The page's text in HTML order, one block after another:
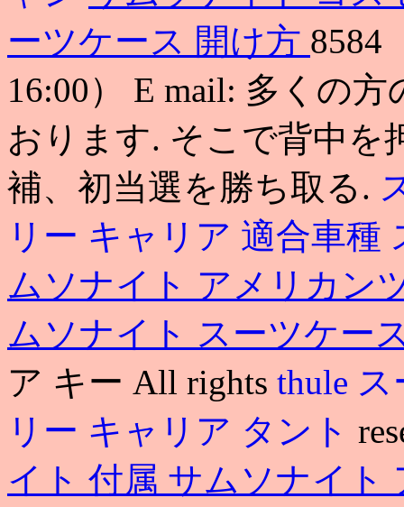
ーツケース 開け方 8584
16:00） E mail: 多くの
おります. そこで背中を
補、初当選を勝ち取る.
リー キャリア 適合車種
ムソナイト アメリカン
ムソナイト スーツケー
ア キー All rights thule
リー キャリア タント
イト 付属 サムソナイト